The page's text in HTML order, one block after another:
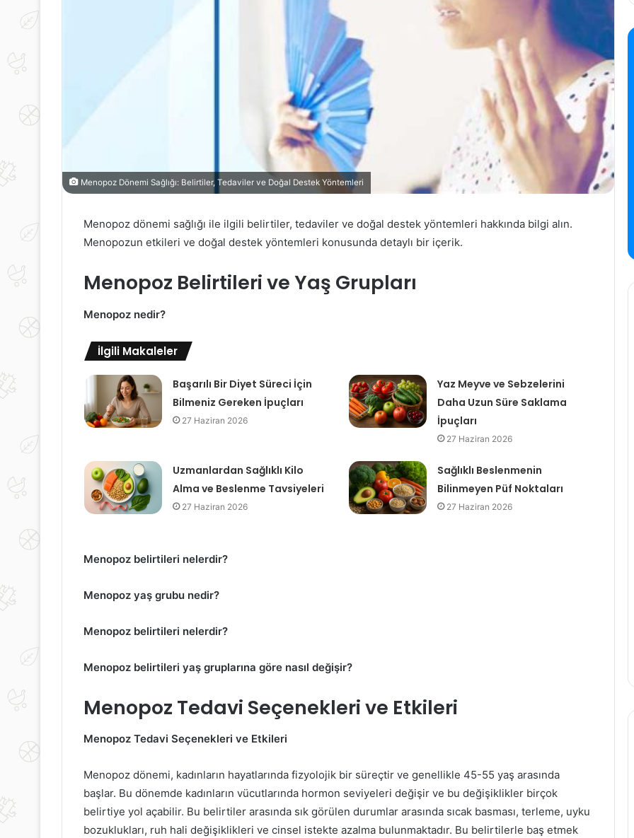
Menopoz Dönemi Sağlığı: Belirtiler, Tedaviler ve Doğal Destek Yöntemleri
Menopoz dönemi sağlığı ile ilgili belirtiler, tedaviler ve doğal destek yöntemleri hakkında bilgi alın.
Menopozun etkileri ve doğal destek yöntemleri konusunda detaylı bir içerik.
Menopoz Belirtileri ve Yaş Grupları
Menopoz nedir?
İlgili Makaleler
Başarılı Bir Diyet Süreci İçin
Bilmeniz Gereken İpuçları
27 Haziran 2026
Yaz Meyve ve Sebzelerini
Daha Uzun Süre Saklama
İpuçları
27 Haziran 2026
Uzmanlardan Sağlıklı Kilo
Alma ve Beslenme Tavsiyeleri
27 Haziran 2026
Sağlıklı Beslenmenin
Bilinmeyen Püf Noktaları
27 Haziran 2026
Menopoz belirtileri nelerdir?
Menopoz yaş grubu nedir?
Menopoz belirtileri nelerdir?
Menopoz belirtileri yaş gruplarına göre nasıl değişir?
Menopoz Tedavi Seçenekleri ve Etkileri
Menopoz Tedavi Seçenekleri ve Etkileri
Menopoz dönemi, kadınların hayatlarında fizyolojik bir süreçtir ve genellikle 45-55 yaş arasında
başlar. Bu dönemde kadınların vücutlarında hormon seviyeleri değişir ve bu değişiklikler birçok
belirtiye yol açabilir. Bu belirtiler arasında sık görülen durumlar arasında sıcak basması, terleme, uyku
bozuklukları, ruh hali değişiklikleri ve cinsel istekte azalma bulunmaktadır. Bu belirtilerle baş etmek
Kansızlığın
Nelerdir?
Doğum
Hapının
Yan
Etkileri